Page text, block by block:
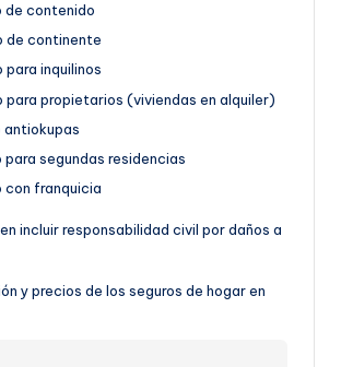
de contenido
de continente
para inquilinos
para propietarios (viviendas en alquiler)
antiokupas
para segundas residencias
con franquicia
incluir responsabilidad civil por daños a
y precios de los seguros de hogar en